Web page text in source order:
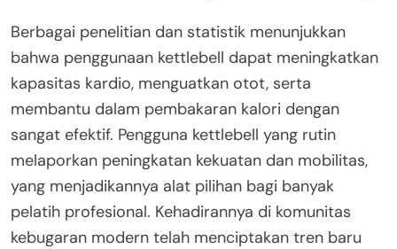
Berbagai penelitian dan statistik menunjukkan
bahwa penggunaan kettlebell dapat meningkatkan
kapasitas kardio, menguatkan otot, serta
membantu dalam pembakaran kalori dengan
sangat efektif. Pengguna kettlebell yang rutin
melaporkan peningkatan kekuatan dan mobilitas,
yang menjadikannya alat pilihan bagi banyak
pelatih profesional. Kehadirannya di komunitas
kebugaran modern telah menciptakan tren baru